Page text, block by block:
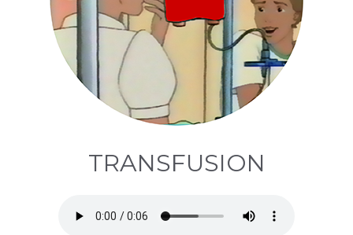
TRANSFUSION